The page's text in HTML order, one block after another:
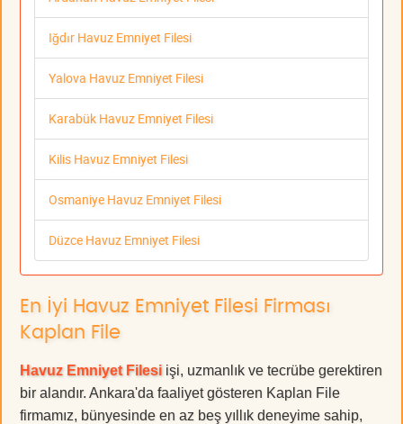
Iğdır Havuz Emniyet Filesi
Yalova Havuz Emniyet Filesi
Karabük Havuz Emniyet Filesi
Kilis Havuz Emniyet Filesi
Osmaniye Havuz Emniyet Filesi
Düzce Havuz Emniyet Filesi
En İyi Havuz Emniyet Filesi Firması
Kaplan File
Havuz Emniyet Filesi işi, uzmanlık ve tecrübe gerektiren
bir alandır. Ankara'da faaliyet gösteren Kaplan File
firmamız, bünyesinde en az beş yıllık deneyime sahip,